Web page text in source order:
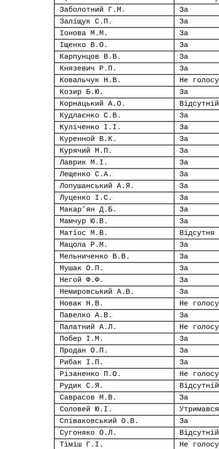
Заболотний Г.М.
За
Заліщук С.П.
За
Іонова М.М.
За
Іщенко В.О.
За
Карпунцов В.В.
За
Князевич Р.П.
За
Ковальчук Н.В.
Не
Козир Б.Ю.
За
Корнацький А.О.
Відсутній
Кудлаєнко С.В.
За
Куліченко І.І.
За
Куренной В.К.
За
Курячий М.П.
За
Лаврик М.І.
За
Лещенко С.А.
За
Лопушанський А.Я.
За
Луценко І.С.
За
Макар’ян Д.Б.
За
Мамчур Ю.В.
За
Матіос М.В.
Відсутня
Мацола Р.М.
За
Мельниченко В.В.
За
Мушак О.П.
За
Негой Ф.Ф.
За
Немировський А.В.
За
Новак Н.В.
Не
Павелко А.В.
За
Палатний А.Л.
Не
Побер І.М.
За
Продан О.П.
За
Рибак І.П.
За
Різаненко П.О.
Не
Рудик С.Я.
Відсутній
Саврасов М.В.
За
Соловей Ю.І.
Утримався
Співаковський О.В.
За
Сугоняко О.Л.
Відсутній
Тіміш Г.І.
Не